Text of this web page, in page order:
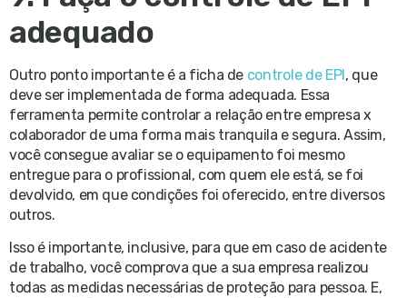
adequado
Outro ponto importante é a ficha de controle de EPI, que
deve ser implementada de forma adequada. Essa
ferramenta permite controlar a relação entre empresa x
colaborador de uma forma mais tranquila e segura. Assim,
você consegue avaliar se o equipamento foi mesmo
entregue para o profissional, com quem ele está, se foi
devolvido, em que condições foi oferecido, entre diversos
outros.
Isso é importante, inclusive, para que em caso de acidente
de trabalho, você comprova que a sua empresa realizou
todas as medidas necessárias de proteção para pessoa. E,